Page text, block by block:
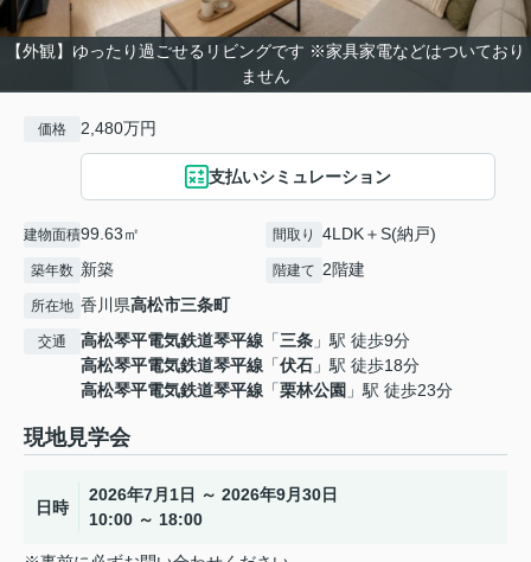
【外観】ゆったり過ごせるリビングです ※家具家電などはついており
ません
価格 2,480万円
支払いシミュレーション
建物面積99.63㎡ 間取り 4LDK＋S(納戸)
築年数 新築 階建て 2階建
所在地 香川県高松市三条町
交通 高松琴平電気鉄道琴平線 「三条 」駅 徒歩9分
高松琴平電気鉄道琴平線 「伏石 」駅 徒歩18分
高松琴平電気鉄道琴平線 「栗林公園 」駅 徒歩23分
現地見学会
日時
2026年7月1日 ～ 2026年9月30日
10:00 ～ 18:00